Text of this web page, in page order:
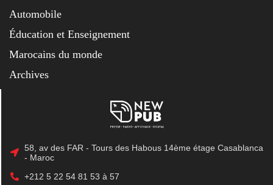
Automobile
Éducation et Enseignement
Marocains du monde
Archives
58, av des FAR - Tours des Habous 14ème étage Casablanca
- Maroc
+212 5 22 54 81 53 à 57